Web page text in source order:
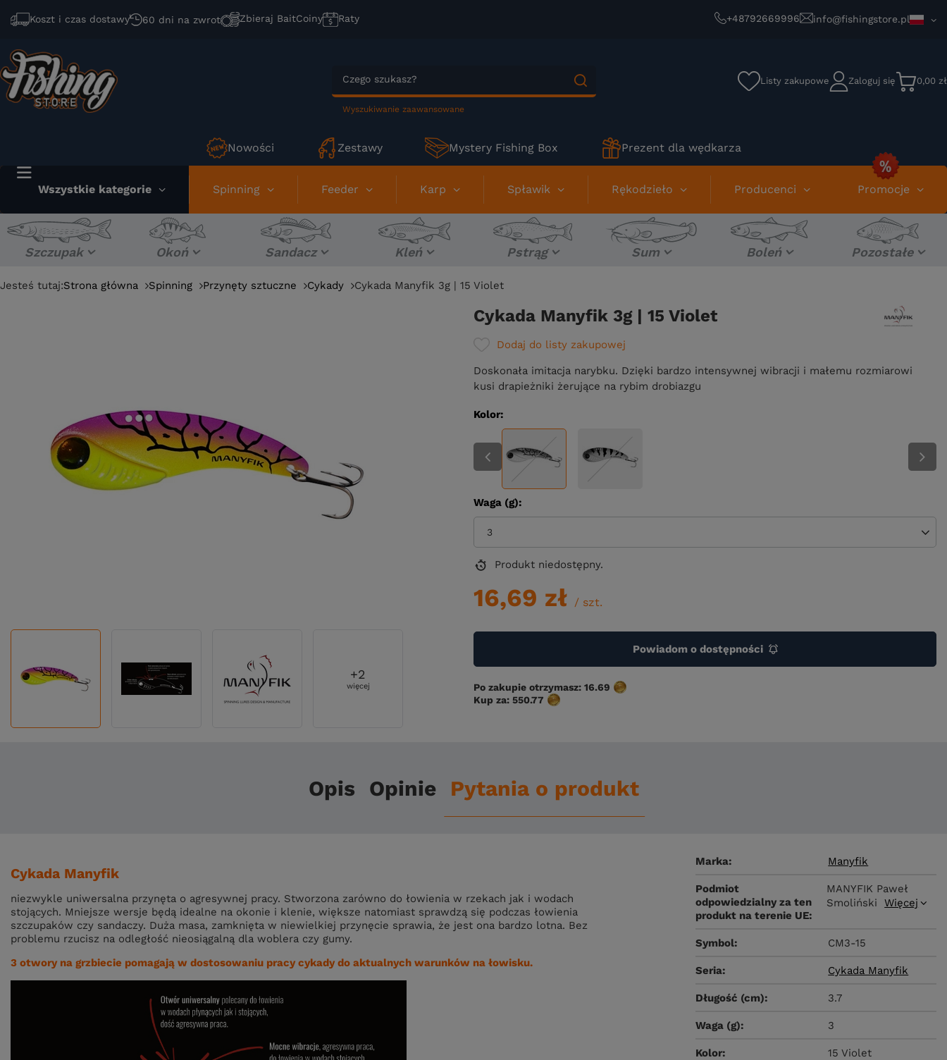
Koszt i czas dostawy 60 dni na zwrot Zbieraj BaitCoiny Raty +48792669996 info@fishingstore.pl
Wyszukiwanie zaawansowane
Listy zakupowe Zaloguj się 0,00 zł
Nowości Zestawy Mystery Fishing Box Prezent dla wędkarza
Wszystkie kategorie Spinning Feeder Karp Spławik Rękodzieło Producenci Promocje
Szczupak Okoń Sandacz Kleń Pstrąg Sum Boleń Pozostałe
Jesteś tutaj:Strona główna Spinning Przynęty sztuczne Cykady Cykada Manyfik 3g | 15 Violet
+2
więcej
Cykada Manyfik 3g | 15 Violet
Dodaj do listy zakupowej
Doskonała imitacja narybku. Dzięki bardzo intensywnej wibracji i małemu rozmiarowi
kusi drapieżniki żerujące na rybim drobiazgu
Kolor
Waga (g)
3
Produkt niedostępny
16,69 zł / szt.
Powiadom o dostępności
Po zakupie otrzymasz: 16.69
Kup za: 550.77
Opis Opinie Pytania o produkt
Marka Manyfik
Podmiot
odpowiedzialny za ten
produkt na terenie UE
MANYFIK Paweł
Smoliński
Więcej
Symbol CM3-15
Seria Cykada Manyfik
Długość (cm) 3.7
Waga (g) 3
Kolor 15 Violet
Cykada Manyfik
niezwykle uniwersalna przynęta o agresywnej pracy. Stworzona zarówno do łowienia w rzekach jak i wodach
stojących. Mniejsze wersje będą idealne na okonie i klenie, większe natomiast sprawdzą się podczas łowienia
szczupaków czy sandaczy. Duża masa, zamknięta w niewielkiej przynęcie sprawia, że jest ona bardzo lotna. Bez
problemu rzucisz na odległość nieosiągalną dla woblera czy gumy.
3 otwory na grzbiecie pomagają w dostosowaniu pracy cykady do aktualnych warunków na łowisku.